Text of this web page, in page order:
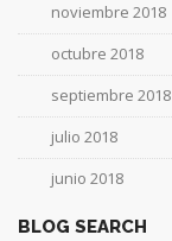
noviembre 2018
octubre 2018
septiembre 2018
julio 2018
junio 2018
BLOG SEARCH